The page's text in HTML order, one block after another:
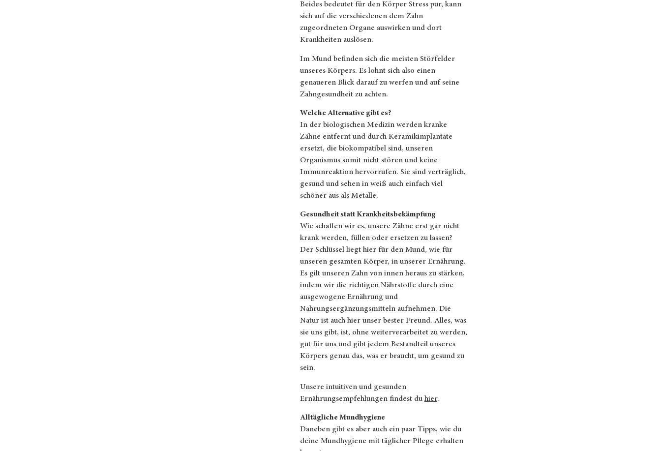
Beides bedeutet für den Körper Stress pur, kann
sich auf die verschiedenen dem Zahn
zugeordneten Organe auswirken und dort
Krankheiten auslösen.
Im Mund befinden sich die meisten Störfelder
unseres Körpers. Es lohnt sich also einen
genaueren Blick darauf zu werfen und auf seine
Zahngesundheit zu achten.
Welche Alternative gibt es?
In der biologischen Medizin werden kranke
Zähne entfernt und durch Keramikimplantate
ersetzt, die biokompatibel sind, unseren
Organismus somit nicht stören und keine
Immunreaktion hervorrufen. Sie sind verträglich,
gesund und sehen in weiß auch einfach viel
schöner aus als Metalle.
Gesundheit statt Krankheitsbekämpfung
Wie schaffen wir es, unsere Zähne erst gar nicht
krank werden, füllen oder ersetzen zu lassen?
Der Schlüssel liegt hier für den Mund, wie für
unseren gesamten Körper, in unserer Ernährung.
Es gilt unseren Zahn von innen heraus zu stärken,
indem wir die richtigen Nährstoffe durch eine
ausgewogene Ernährung und
Nahrungsergänzungsmitteln aufnehmen. Die
Natur ist auch hier unser bester Freund. Alles, was
sie uns gibt, ist, ohne weiterverarbeitet zu werden,
gut für uns und gibt jedem Bestandteil unseres
Körpers genau das, was er braucht, um gesund zu
sein.
Unsere intuitiven und gesunden
Ernährungsempfehlungen findest du hier.
Alltägliche Mundhygiene
Daneben gibt es aber auch ein paar Tipps, wie du
deine Mundhygiene mit täglicher Pflege erhalten